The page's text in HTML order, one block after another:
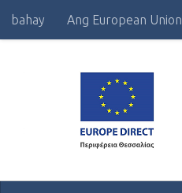
bahay Ang European Union